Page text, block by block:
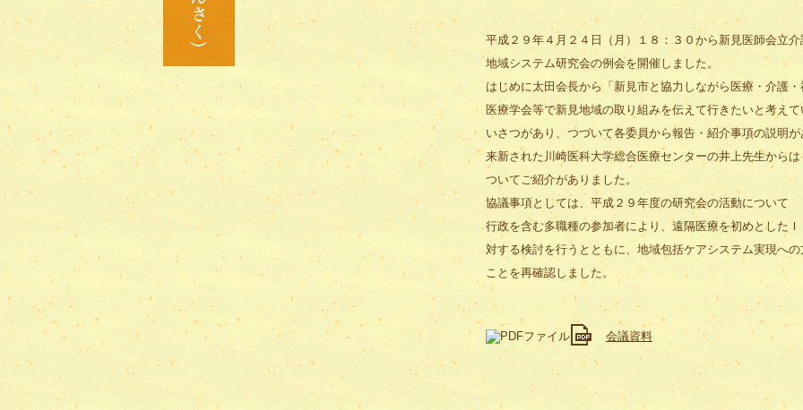
平成２９年４月２４日（月）１８：３０から新見医師会立
地域システム研究会の例会を開催しました。
はじめに太田会長から「新見市と協力しながら医療・介護
医療学会等で新見地域の取り組みを伝えて行きたいと考え
いさつがあり、つづいて各委員から報告・紹介事項の説明
来新された川崎医科大学総合医療センターの井上先生から
ついてご紹介がありました。
協議事項としては、平成２９年度の研究会の活動について
行政を含む多職種の参加者により、遠隔医療を初めとした
対する検討を行うとともに、地域包括ケアシステム実現へ
ことを再確認しました。
会議資料